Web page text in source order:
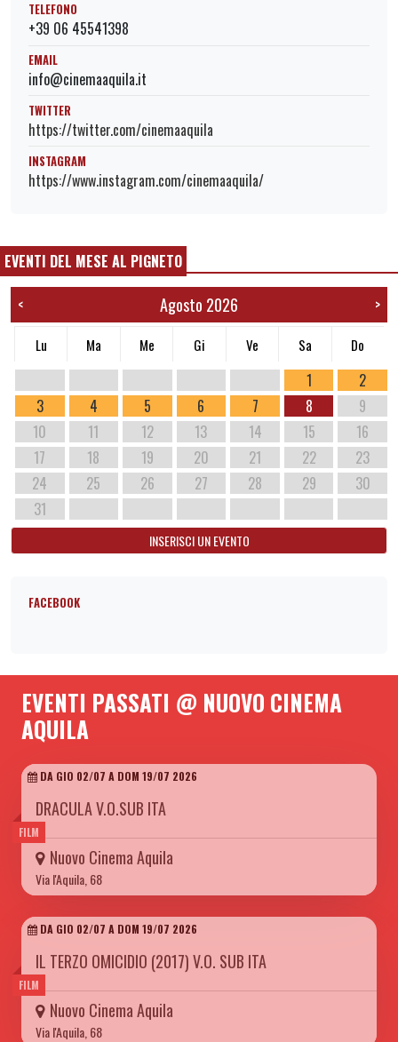
TELEFONO
+39 06 45541398
EMAIL
info@cinemaaquila.it
TWITTER
https://twitter.com/cinemaaquila
INSTAGRAM
https://www.instagram.com/cinemaaquila/
EVENTI DEL MESE AL PIGNETO
< Agosto 2026 >
Lu Ma Me Gi Ve Sa Do
1
2
3
4 5 6 7 8
9
10
11 12 13 14 15
16
17
18 19 20 21 22
23
24
25 26 27 28 29
30
31
INSERISCI UN EVENTO
FACEBOOK
EVENTI PASSATI @ NUOVO CINEMA
AQUILA
FILM
DA GIO 02/07 A DOM 19/07 2026
DRACULA V.O.SUB ITA
Nuovo Cinema Aquila
Via l'Aquila, 68
FILM
DA GIO 02/07 A DOM 19/07 2026
IL TERZO OMICIDIO (2017) V.O. SUB ITA
Nuovo Cinema Aquila
Via l'Aquila, 68